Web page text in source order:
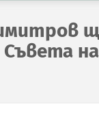
Съвета